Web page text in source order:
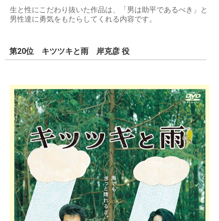
生と性にこだわり抜いた作品は、「男は助平であるべき」と
男性達に勇気をもたらしてくれる内容です。
第20位 キツツキと雨 岸克彦 役